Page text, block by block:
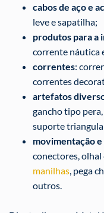
cabos de aço e
leve e sapatilha;
produtos para a
corrente náutica
correntes:
correntes
artefatos
gancho tipo
suporte
movimentação
conectores,
manilhas, pega
outros.